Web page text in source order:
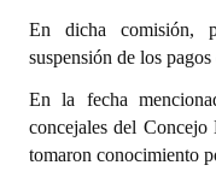
Periodistas Decanos -
Ciudadano Ilustre -
Banca del Vecino -
En dicha comisión,
suspensión de los
En la fecha
concejales del
tomaron conocimiento